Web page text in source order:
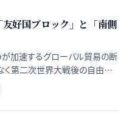
好国ブロック」と「南側
加速するグローバル貿易の断
く第二次世界大戦後の自由貿
極化する貿易秩序の構造と日